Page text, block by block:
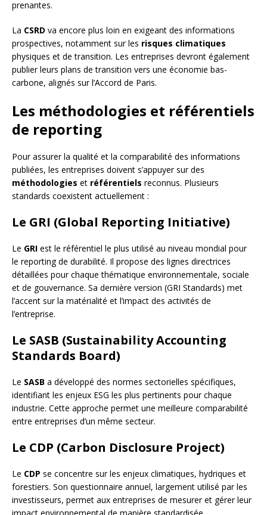
prenantes.
La CSRD va encore plus loin en exigeant des informations
prospectives, notamment sur les risques climatiques
physiques et de transition. Les entreprises devront également
publier leurs plans de transition vers une économie bas-
carbone, alignés sur l’Accord de Paris.
Les méthodologies et référentiels
de reporting
Pour assurer la qualité et la comparabilité des informations
publiées, les entreprises doivent s’appuyer sur des
méthodologies et référentiels reconnus. Plusieurs
standards coexistent actuellement :
Le GRI (Global Reporting Initiative)
Le GRI est le référentiel le plus utilisé au niveau mondial pour
le reporting de durabilité. Il propose des lignes directrices
détaillées pour chaque thématique environnementale, sociale
et de gouvernance. Sa dernière version (GRI Standards) met
l’accent sur la matérialité et l’impact des activités de
l’entreprise.
Le SASB (Sustainability Accounting
Standards Board)
Le SASB a développé des normes sectorielles spécifiques,
identifiant les enjeux ESG les plus pertinents pour chaque
industrie. Cette approche permet une meilleure comparabilité
entre entreprises d’un même secteur.
Le CDP (Carbon Disclosure Project)
Le CDP se concentre sur les enjeux climatiques, hydriques et
forestiers. Son questionnaire annuel, largement utilisé par les
investisseurs, permet aux entreprises de mesurer et gérer leur